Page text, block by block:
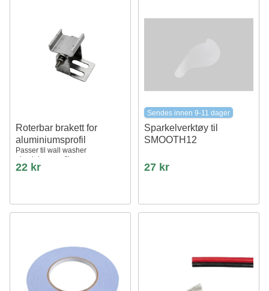
Roterbar brakett for
aluminiumsprofil
Passer til wall washer
aluminiumsprofil
22 kr
Sendes innen 9-11 dager
Sparkelverktøy til
SMOOTH12
27 kr